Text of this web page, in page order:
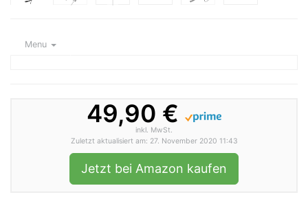
Menu
49,90 €
inkl. MwSt.
Zuletzt aktualisiert am: 27. November 2020 11:43
Jetzt bei Amazon kaufen